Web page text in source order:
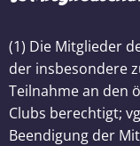
(1) Die Mitglieder
der insbesondere
Teilnahme an den
Clubs berechtigt;
Beendigung der